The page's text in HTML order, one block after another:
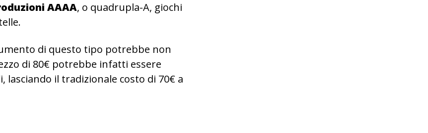
AAAA, o quadrupla-A, giochi
di questo tipo potrebbe non
di 80€ potrebbe infatti essere
il tradizionale costo di 70€ a